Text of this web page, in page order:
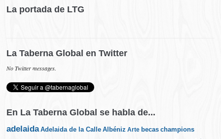
La portada de LTG
La Taberna Global en Twitter
No Twitter messages.
En La Taberna Global se habla de...
adelaida Adelaida de la Calle Albéniz Arte becas champions